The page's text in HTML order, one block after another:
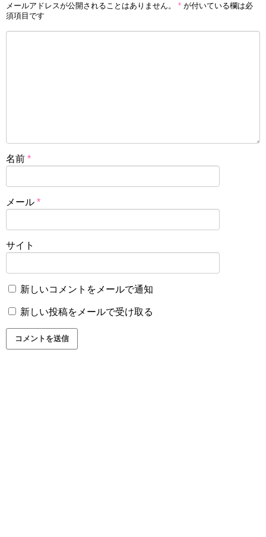
メールアドレスが公開されることはありません。 * が付いている欄は必
須項目です
名前 *
メール *
サイト
新しいコメントをメールで通知
新しい投稿をメールで受け取る